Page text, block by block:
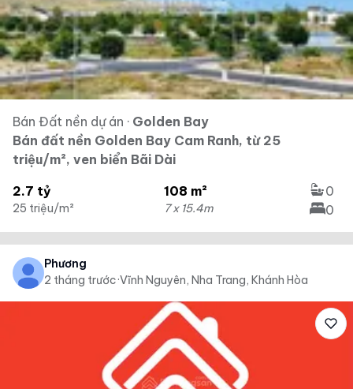
Bán Đất nền dự án · Golden Bay
Bán đất nền Golden Bay Cam Ranh, từ 25
triệu/m², ven biển Bãi Dài
2.7 tỷ
25 triệu/m²
108 m²
7 x 15.4m
0
0
Phương
2 tháng trước·Vĩnh Nguyên, Nha Trang, Khánh Hòa